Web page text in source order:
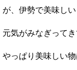
が、伊勢で美味し
元気がみなぎって
やっぱり美味しい